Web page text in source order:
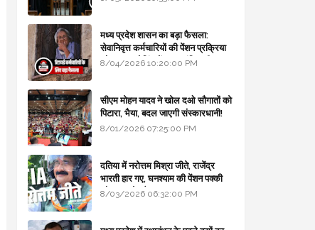
मध्य प्रदेश शासन का बड़ा फैसला:
सेवानिवृत्त कर्मचारियों की पेंशन प्रक्रिया
और बजट कोडिंग में हुए क्रांतिकारी
8/04/2026 10:20:00 PM
सीएम मोहन यादव ने खोल दओ सौगातों को
पिटारा, भैया, बदल जाएगी संस्कारधानी!
8/01/2026 07:25:00 PM
दतिया में नरोत्तम मिश्रा जीते, राजेंद्र
भारती हार गए, घनश्याम की पेंशन पक्की
और आशुतोष बैक टू...
8/03/2026 06:32:00 PM